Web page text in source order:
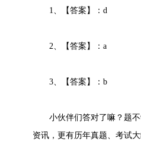
1、【答案】：d
2、【答案】：a
3、【答案】：b
小伙伴们答对了嘛？题不
资讯，更有历年真题、考试大